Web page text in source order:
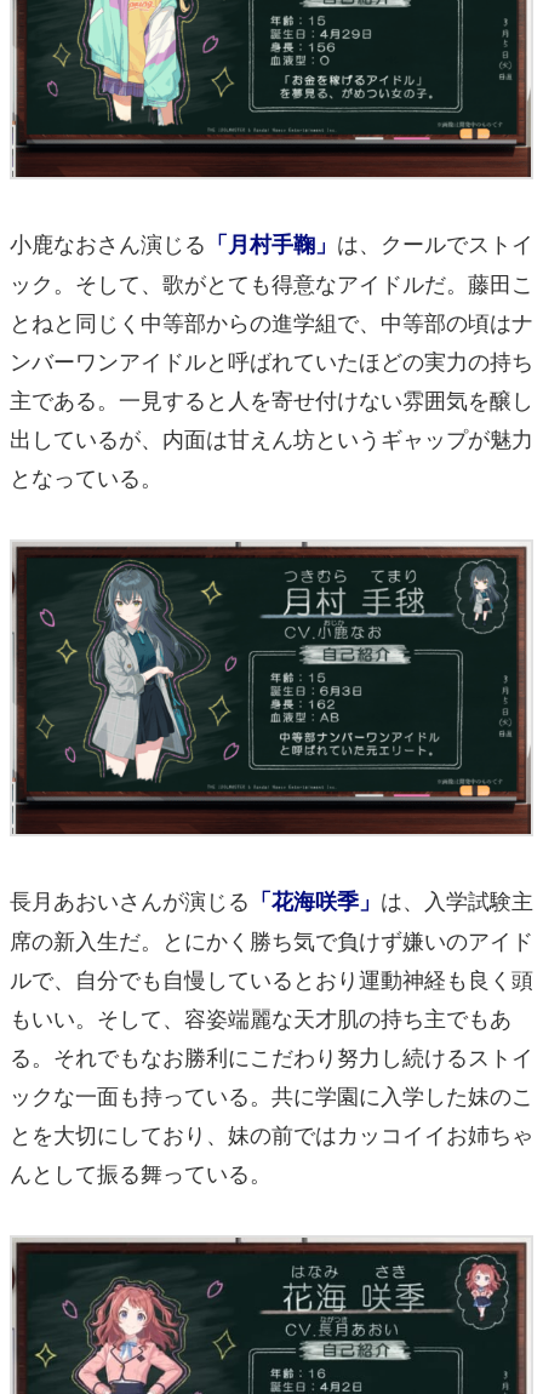
小鹿なおさん演じる 「月村手鞠」 は、クールでストイ
ック。そして、歌がとても得意なアイドルだ。藤田こ
とねと同じく中等部からの進学組で、中等部の頃はナ
ンバーワンアイドルと呼ばれていたほどの実力の持ち
主である。一見すると人を寄せ付けない雰囲気を醸し
出しているが、内面は甘えん坊というギャップが魅力
となっている。
長月あおいさんが演じる 「花海咲季」 は、入学試験主
席の新入生だ。とにかく勝ち気で負けず嫌いのアイド
ルで、自分でも自慢しているとおり運動神経も良く頭
もいい。そして、容姿端麗な天才肌の持ち主でもあ
る。それでもなお勝利にこだわり努力し続けるストイ
ックな一面も持っている。共に学園に入学した妹のこ
とを大切にしており、妹の前ではカッコイイお姉ちゃ
んとして振る舞っている。